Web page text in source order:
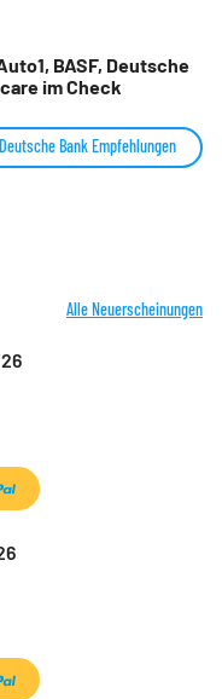
BASF, Deutsche
im Check
Bank Empfehlungen
Alle Neuerscheinungen